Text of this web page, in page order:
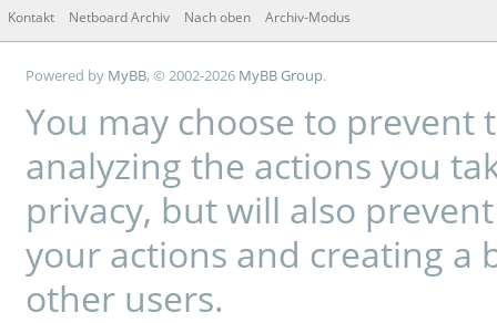
Kontakt Netboard Archiv Nach oben Archiv-Modus
Powered by MyBB, © 2002-2026 MyBB Group.
You may choose to
analyzing the actions you
privacy, but will also
your actions and creating a
other users.